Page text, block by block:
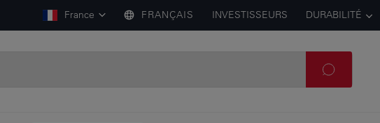
France FRANÇAIS INVESTISSEURS DURABILITÉ